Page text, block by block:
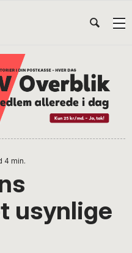
4 min.
usynlige